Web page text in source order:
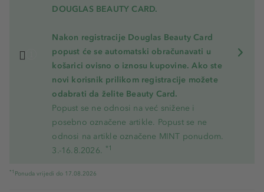
DOUGLAS BEAUTY CARD.
Nakon registracije Douglas Beauty Card
popust će se automatski obračunavati u
košarici ovisno o iznosu kupovine. Ako ste
novi korisnik prilikom registracije možete
odabrati da želite Beauty Card.
Popust se ne odnosi na već snižene i
posebno označene artikle. Popust se ne
odnosi na artikle označene MINT ponudom.
3.-16.8.2026. *1
*1 Ponuda vrijedi do 17.08.2026